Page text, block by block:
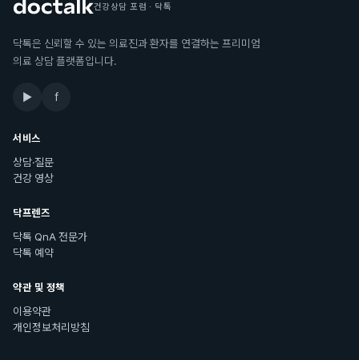
건강상담 포럼 · 닥톡
닥톡은 신뢰할 수 있는 의료진과 환자를 연결하는 프리미엄
의료 상담 플랫폼입니다.
▶ f
서비스
상담·질문
건강 영상
닥프렌즈
닥톡 QnA 전문가
닥톡 예약
약관 및 정책
이용약관
개인정보처리방침